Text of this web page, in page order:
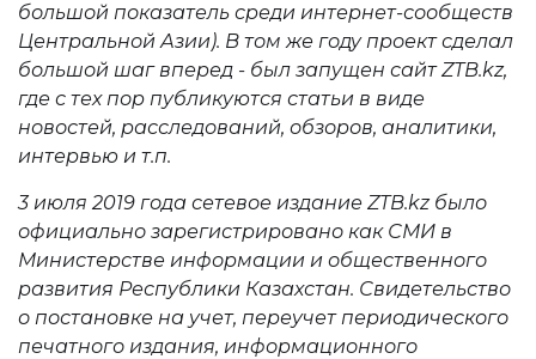
большой показатель среди интернет-сообществ
Центральной Азии). В том же году проект сделал
большой шаг вперед - был запущен сайт ZTB.kz,
где с тех пор публикуются статьи в виде
новостей, расследований, обзоров, аналитики,
интервью и т.п.
3 июля 2019 года сетевое издание ZTB.kz было
официально зарегистрировано как СМИ в
Министерстве информации и общественного
развития Республики Казахстан. Свидетельство
о постановке на учет, переучет периодического
печатного издания, информационного